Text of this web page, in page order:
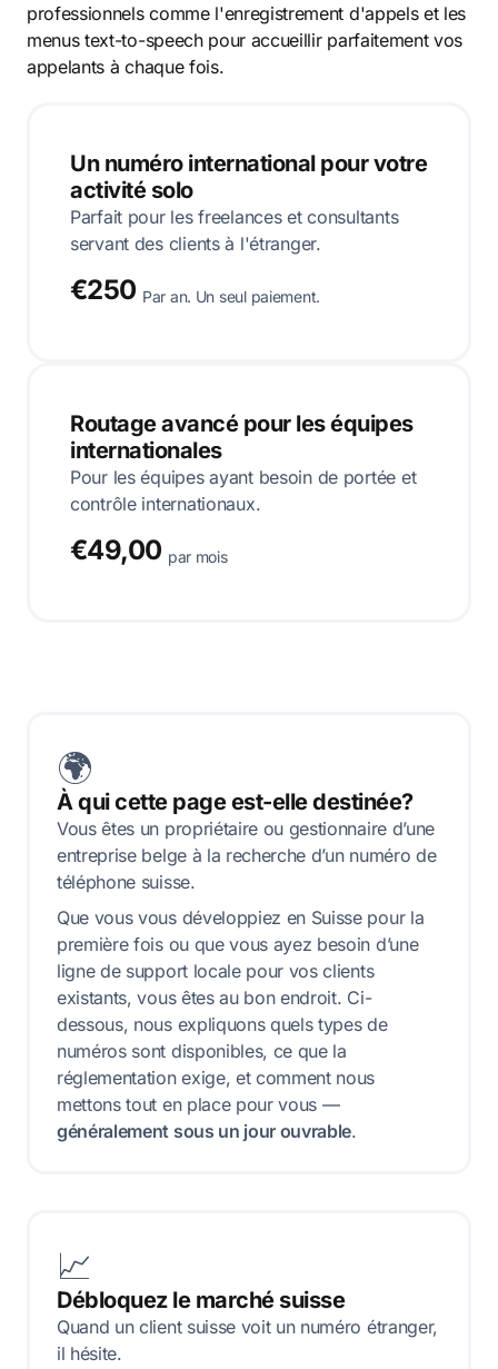
professionnels comme l'enregistrement d'appels et les
menus text-to-speech pour accueillir parfaitement vos
appelants à chaque fois.
Un numéro international pour votre
activité solo
Parfait pour les freelances et consultants
servant des clients à l'étranger.
€250 Par an. Un seul paiement.
Routage avancé pour les équipes
internationales
Pour les équipes ayant besoin de portée et
contrôle internationaux.
€49,00 par mois
🌍
À qui cette page est-elle destinée?
Vous êtes un propriétaire ou gestionnaire d’une
entreprise belge à la recherche d’un numéro de
téléphone suisse.
Que vous vous développiez en Suisse pour la
première fois ou que vous ayez besoin d’une
ligne de support locale pour vos clients
existants, vous êtes au bon endroit. Ci-
dessous, nous expliquons quels types de
numéros sont disponibles, ce que la
réglementation exige, et comment nous
mettons tout en place pour vous —
généralement sous un jour ouvrable.
📈
Débloquez le marché suisse
Quand un client suisse voit un numéro étranger,
il hésite.